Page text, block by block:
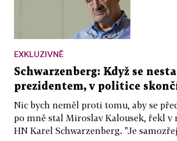
EXKLUZIVNĚ
Schwarzenberg: Když se
prezidentem, v politice
Nic bych neměl proti tomu, aby se
po mně stal Miroslav Kalousek, řekl v
HN Karel Schwarzenberg. "Je